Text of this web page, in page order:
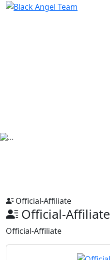
Official-Affiliate
Official-Affiliate
Official-Affiliate